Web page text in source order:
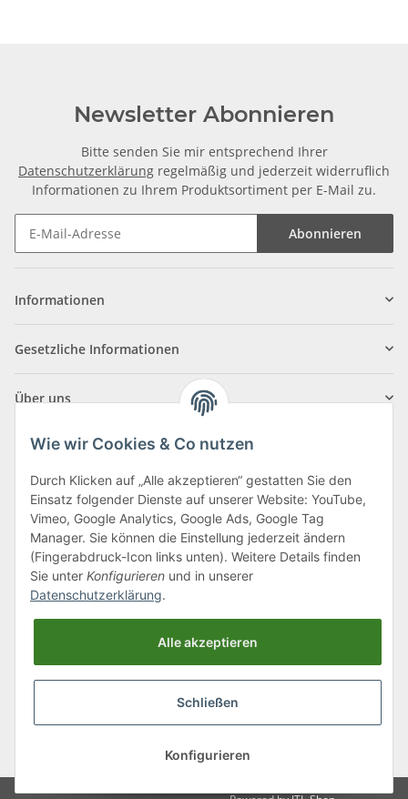
Newsletter Abonnieren
Bitte senden Sie mir entsprechend Ihrer
Datenschutzerklärung regelmäßig und jederzeit widerruflich
Informationen zu Ihrem Produktsortiment per E-Mail zu.
Abonnieren
Informationen
Gesetzliche Informationen
Über uns
Klagenfurter Straße 29
9556 Liebenfels
Montag bis Donnerstag: 8:00 bis 16:30 Uhr
Freitag: 8:00 bis 12:00 Uhr
Tel.:0043 (0) 4262 50900
office@cncshop.at
* Alle Preise inkl. gesetzlicher USt., zzgl.Versand, zzgl.
Wie wir Cookies & Co nutzen
Durch Klicken auf „Alle akzeptieren“ gestatten Sie den
Einsatz folgender Dienste auf unserer Website: YouTube,
Vimeo, Google Analytics, Google Ads, Google Tag
Manager. Sie können die Einstellung jederzeit ändern
(Fingerabdruck-Icon links unten). Weitere Details finden
Sie unter Konfigurieren und in unserer
Datenschutzerklärung.
Alle akzeptieren
Schließen
Konfigurieren